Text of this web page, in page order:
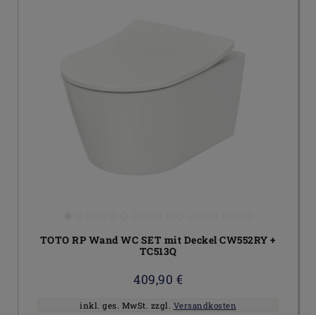
TOTO RP Wand WC SET mit Deckel CW552RY +
TC513Q
409,90 €
inkl. ges. MwSt. zzgl. Versandkosten